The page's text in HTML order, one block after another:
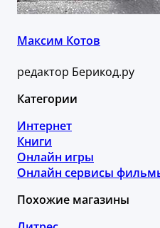
Максим Котов
редактор Берикод.ру
Категории
Интернет
Книги
Онлайн игры
Онлайн сервисы
Похожие магазины